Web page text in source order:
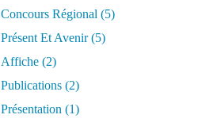
Concours Régional (5)
Présent Et Avenir(5)
Affiche (2)
Publications (2)
Présentation (1)